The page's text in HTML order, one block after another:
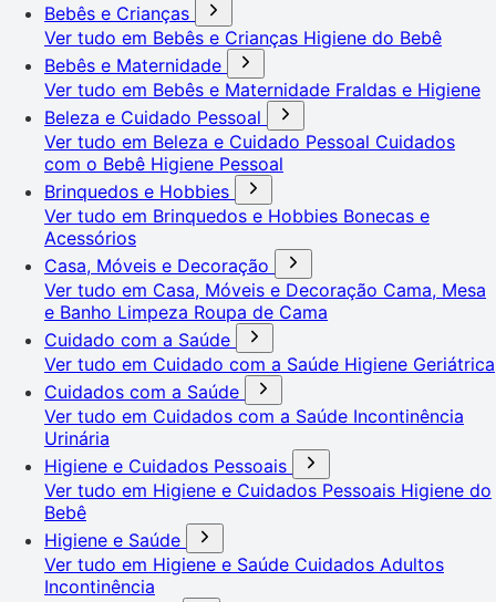
Bebês e Crianças
Ver tudo em Bebês e Crianças Higiene do Bebê
Bebês e Maternidade
Ver tudo em Bebês e Maternidade Fraldas e Higiene
Beleza e Cuidado Pessoal
Ver tudo em Beleza e Cuidado Pessoal Cuidados
com o Bebê Higiene Pessoal
Brinquedos e Hobbies
Ver tudo em Brinquedos e Hobbies Bonecas e
Acessórios
Casa, Móveis e Decoração
Ver tudo em Casa, Móveis e Decoração Cama, Mesa
e Banho Limpeza Roupa de Cama
Cuidado com a Saúde
Ver tudo em Cuidado com a Saúde Higiene Geriátrica
Cuidados com a Saúde
Ver tudo em Cuidados com a Saúde Incontinência
Urinária
Higiene e Cuidados Pessoais
Ver tudo em Higiene e Cuidados Pessoais Higiene do
Bebê
Higiene e Saúde
Ver tudo em Higiene e Saúde Cuidados Adultos
Incontinência